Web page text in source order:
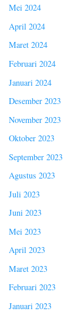
Mei 2024
April 2024
Maret 2024
Februari 2024
Januari 2024
Desember 2023
November 2023
Oktober 2023
September 2023
Agustus 2023
Juli 2023
Juni 2023
Mei 2023
April 2023
Maret 2023
Februari 2023
Januari 2023